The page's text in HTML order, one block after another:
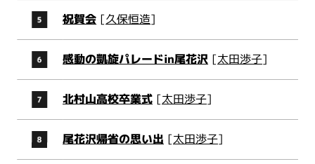
祝賀会 [久保恒造]
感動の凱旋パレードin尾花沢 [太田渉子]
北村山高校卒業式 [太田渉子]
尾花沢帰省の思い出 [太田渉子]